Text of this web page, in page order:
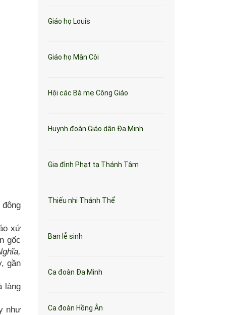
xứ
gốc
gần
làng
như
Giáo họ Louis
Giáo họ Mân Côi
Hội các Bà mẹ Công Giáo
Huynh đoàn Giáo dân Đa Minh
Gia đình Phạt tạ Thánh Tâm
Thiếu nhi Thánh Thể
Ban lễ sinh
Ca đoàn Đa Minh
Ca đoàn Hồng Ân